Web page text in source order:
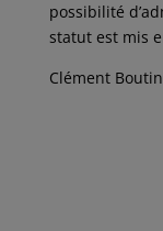
possibilité
statut est mis
Clément